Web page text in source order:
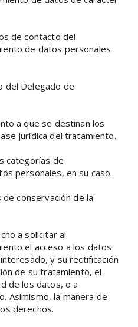
de contacto del
de datos personales
del Delegado de
a que se destinan los
jurídica del tratamiento.
categorías de
personales, en su caso.
conservación de la
a solicitar al
el acceso a los datos
y su rectificación
de su tratamiento, el
de los datos, o a
Asimismo, la manera de
derechos.